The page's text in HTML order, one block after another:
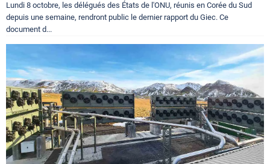
Lundi 8 octobre, les délégués des États de l'ONU, réunis en Corée du Sud
depuis une semaine, rendront public le dernier rapport du Giec. Ce
document d...